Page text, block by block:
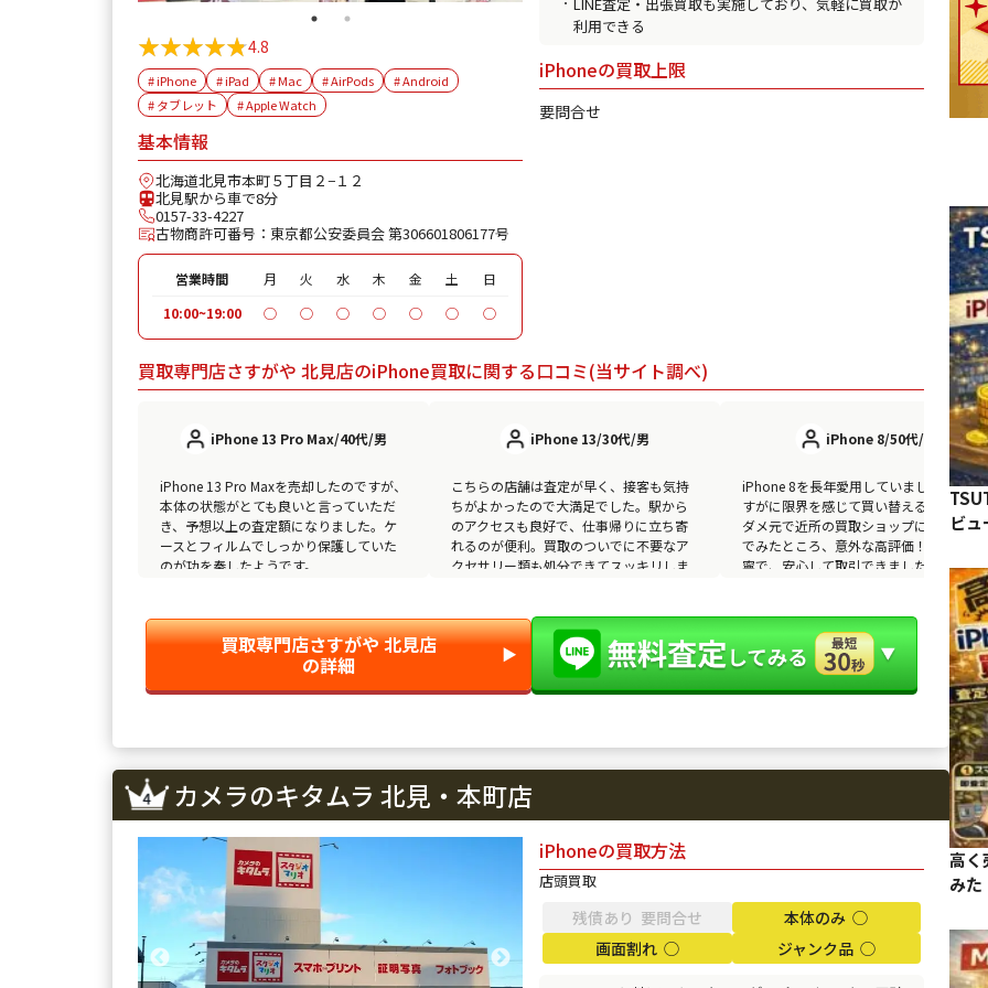
★★★★★
★★★★★4.8
# iPhone # iPad # Mac # AirPods
# Android
# タブレット
# Apple Watch
基本情報
北海道北見市本町５丁目２−１２
北見駅から車で8分
0157-33-4227
古物商許可番号：東京都公安委員会 第306601806177号
営業時間 月 火 水 木 金 土
日
10:00~19:00
◯ ◯ ◯ ◯ ◯ ◯ ◯
LINE査定・出張買取も実施しており、気軽に買取が
利用できる
iPhoneの買取上限
要問合せ
買取専門店さすがや 北見店のiPhone買取に関する口コミ(当サイト調べ)
iPhone 13 Pro Max/40代/男
iPhone 13 Pro Maxを売却したのですが、
本体の状態がとても良いと言っていただ
き、予想以上の査定額になりました。ケ
ースとフィルムでしっかり保護していた
のが功を奏したようです。
iPhone 13/30代/男
こちらの店舗は査定が早く、接客も気持
ちがよかったので大満足でした。駅から
のアクセスも良好で、仕事帰りに立ち寄
れるのが便利。買取のついでに不要なア
クセサリー類も処分できてスッキリしま
iPhone 8/50代/男
iPhone 8を長年愛用していましたが、さ
すがに限界を感じて買い替えることに。
ダメ元で近所の買取ショップに持ち込ん
でみたところ、意外な高評価！説明も丁
寧で、安心して取引できました。
買取専門店さすがや 北見店
の詳細 ▶︎
カメラのキタムラ 北見・本町店
iPhoneの買取方法
店頭買取
残債あり 要問合せ
本体のみ ◯
画面割れ ◯
ジャンク品 ◯
ビュ
高
みた